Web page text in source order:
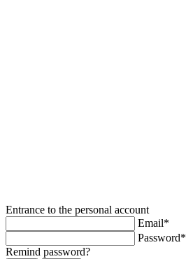
Entrance to the personal account
Email*
Password*
Remind password?